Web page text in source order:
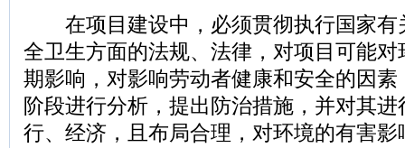
在项目建设中，必须贯彻执行国家有
全卫生方面的法规、法律，对项目可能
期影响，对影响劳动者健康和安全的因
阶段进行分析，提出防治措施，并对其
行、经济，且布局合理，对环境的有害